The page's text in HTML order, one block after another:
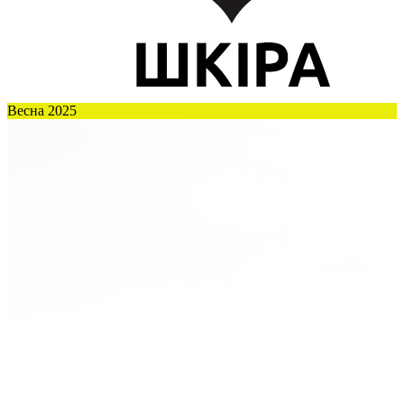
Весна 2025